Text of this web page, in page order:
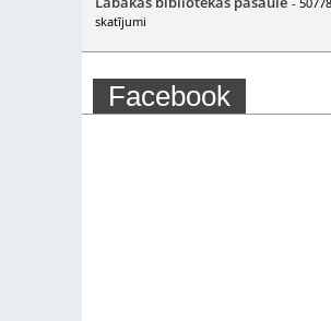
skatījumi
Facebook